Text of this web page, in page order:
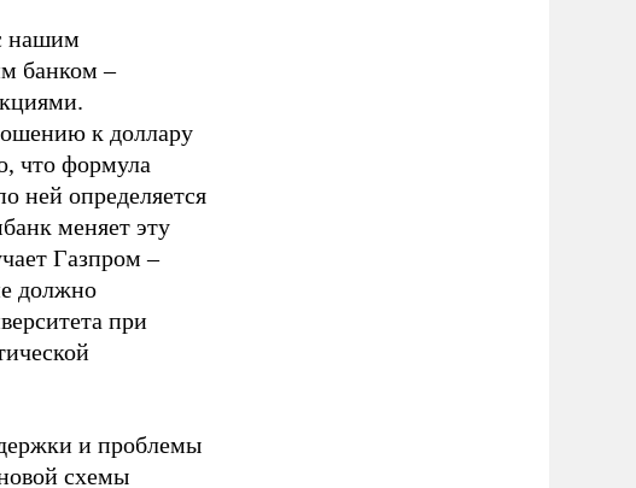
нашим
банком –
к доллару
что формула
ней определяется
меняет эту
Газпром –
должно
при
и проблемы
схемы